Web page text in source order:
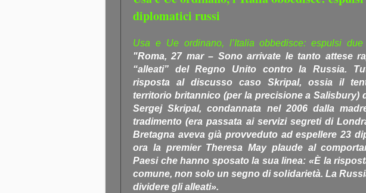
diplomatici russi
Usa e Ue ordinano, l’Italia obbedisce: espulsi
"Roma, 27 mar – Sono arrivate le tanto attese
“alleati” del Regno Unito contro la Russia.
risposta al discusso caso Skripal, ossia il
territorio britannico (per la precisione a Salisbury)
Sergej Skripal, condannata nel 2006 dalla
tradimento (era passata ai servizi segreti di
Bretagna aveva già provveduto ad espellere 23
ora la premier Theresa May plaude al
Paesi che hanno sposato la sua linea: «È la
comune, non solo un segno di solidarietà. La
dividere gli alleati».